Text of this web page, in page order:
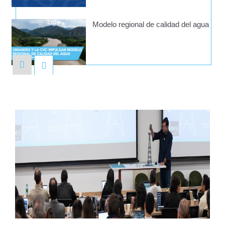
Modelo regional de calidad del agua
Bogotá analiza modelo de
Washington para fortalecer su
sistema metro
Un modelo basado en datos para
optimizar la seguridad vial en
Bogotá